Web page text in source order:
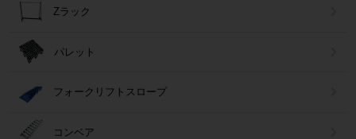
Zラック
パレット
フォークリフトスロープ
コンベア